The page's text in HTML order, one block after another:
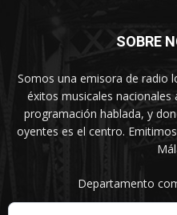
SOBRE
Somos una emisora de radio
éxitos musicales
programación hablada, y
oyentes es el centro.
Departamento